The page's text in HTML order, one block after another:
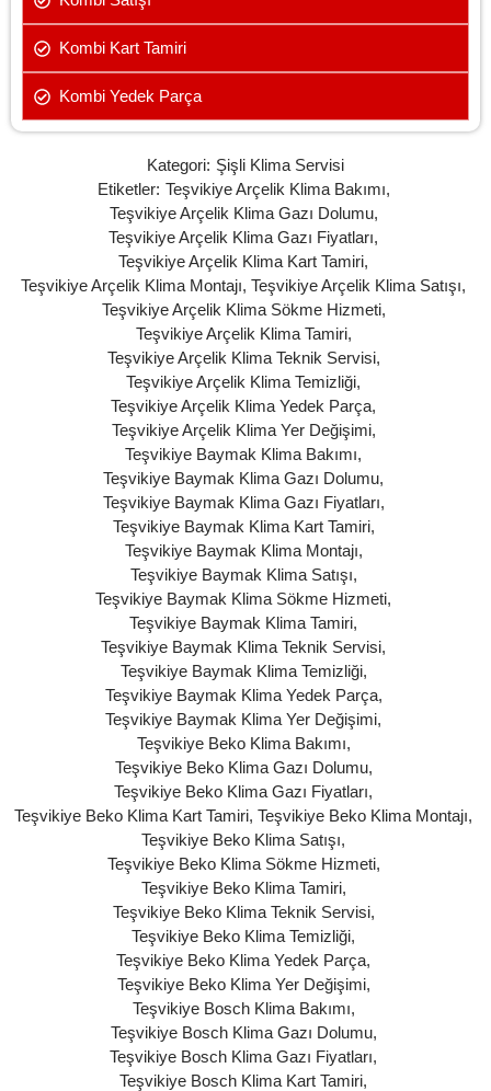
Kombi Kart Tamiri
Kombi Yedek Parça
Kategori: Şişli Klima Servisi
Etiketler: Teşvikiye Arçelik Klima Bakımı,
Teşvikiye Arçelik Klima Gazı Dolumu,
Teşvikiye Arçelik Klima Gazı Fiyatları,
Teşvikiye Arçelik Klima Kart Tamiri,
Teşvikiye Arçelik Klima Montajı, Teşvikiye Arçelik Klima Satışı,
Teşvikiye Arçelik Klima Sökme Hizmeti,
Teşvikiye Arçelik Klima Tamiri,
Teşvikiye Arçelik Klima Teknik Servisi,
Teşvikiye Arçelik Klima Temizliği,
Teşvikiye Arçelik Klima Yedek Parça,
Teşvikiye Arçelik Klima Yer Değişimi,
Teşvikiye Baymak Klima Bakımı,
Teşvikiye Baymak Klima Gazı Dolumu,
Teşvikiye Baymak Klima Gazı Fiyatları,
Teşvikiye Baymak Klima Kart Tamiri,
Teşvikiye Baymak Klima Montajı,
Teşvikiye Baymak Klima Satışı,
Teşvikiye Baymak Klima Sökme Hizmeti,
Teşvikiye Baymak Klima Tamiri,
Teşvikiye Baymak Klima Teknik Servisi,
Teşvikiye Baymak Klima Temizliği,
Teşvikiye Baymak Klima Yedek Parça,
Teşvikiye Baymak Klima Yer Değişimi,
Teşvikiye Beko Klima Bakımı,
Teşvikiye Beko Klima Gazı Dolumu,
Teşvikiye Beko Klima Gazı Fiyatları,
Teşvikiye Beko Klima Kart Tamiri, Teşvikiye Beko Klima Montajı,
Teşvikiye Beko Klima Satışı,
Teşvikiye Beko Klima Sökme Hizmeti,
Teşvikiye Beko Klima Tamiri,
Teşvikiye Beko Klima Teknik Servisi,
Teşvikiye Beko Klima Temizliği,
Teşvikiye Beko Klima Yedek Parça,
Teşvikiye Beko Klima Yer Değişimi,
Teşvikiye Bosch Klima Bakımı,
Teşvikiye Bosch Klima Gazı Dolumu,
Teşvikiye Bosch Klima Gazı Fiyatları,
Teşvikiye Bosch Klima Kart Tamiri,